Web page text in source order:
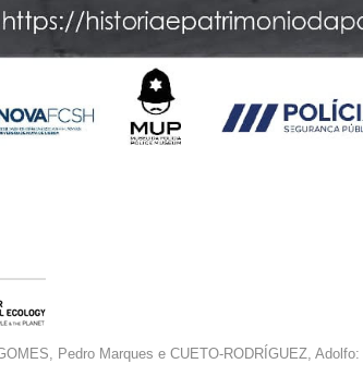
Pedro Marques e CUETO-RODRÍGUEZ, Adolfo: